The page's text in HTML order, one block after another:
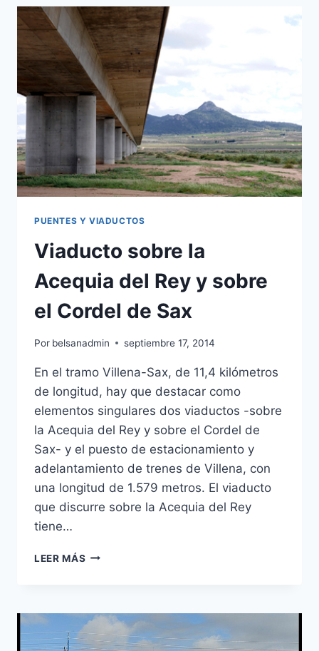
PUENTES Y VIADUCTOS
Viaducto sobre la
Acequia del Rey y sobre
el Cordel de Sax
Por belsanadmin septiembre 17, 2014
En el tramo Villena-Sax, de 11,4 kilómetros
de longitud, hay que destacar como
elementos singulares dos viaductos -sobre
la Acequia del Rey y sobre el Cordel de
Sax- y el puesto de estacionamiento y
adelantamiento de trenes de Villena, con
una longitud de 1.579 metros. El viaducto
que discurre sobre la Acequia del Rey
tiene…
LEER MÁS VIADUCTO
DEL
Y